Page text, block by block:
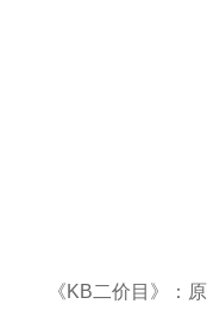
《KB二价目》：